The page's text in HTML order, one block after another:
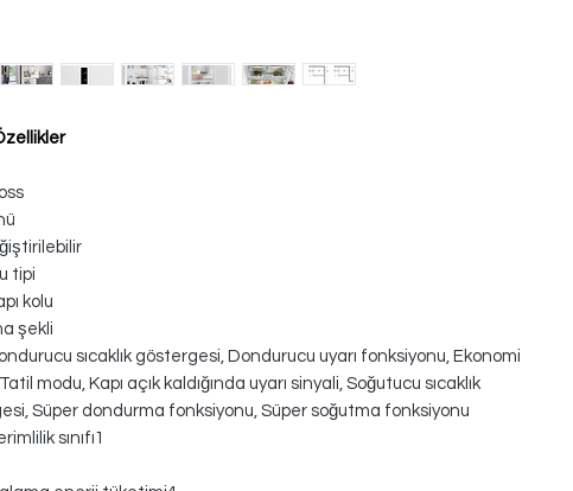
tipi
kolu
şekli
sıcaklık göstergesi, Dondurucu uyarı fonksiyonu, Ekonomi
modu, Kapı açık kaldığında uyarı sinyali, Soğutucu sıcaklık
Süper dondurma fonksiyonu, Süper soğutma fonksiyonu
sınıfı1